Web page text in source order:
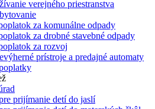
verejného priestranstva
za komunálne odpady
za drobné stavebné odpady
za rozvoj
prístroje a predajné automaty
prijímanie detí do jaslí